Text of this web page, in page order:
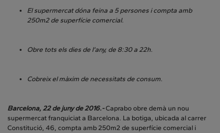
El supermercat dóna feina a 5 persones i compta amb
250m2 de superfície comercial.
Obre tots els dies de l’any, de 8:30 a 22h.
Cobreix el màxim de necessitats de consum.
Barcelona, 22 de juny de 2016.-Caprabo obre demà un nou
supermercat franquiciat a Barcelona. La botiga, ubicada al carrer
Constitució, 46, compta amb 250m2 de superfície comercial i